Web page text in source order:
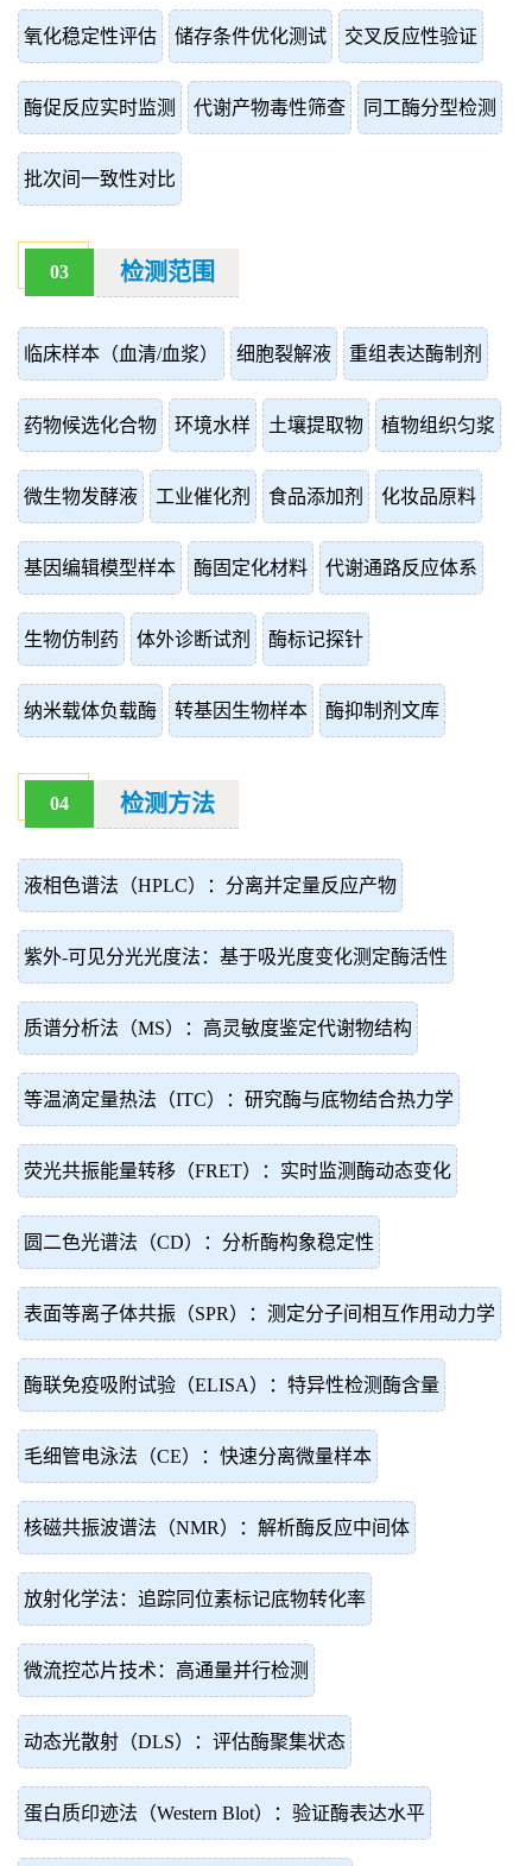
氧化稳定性评估 储存条件优化测试 交叉反应性验证
酶促反应实时监测 代谢产物毒性筛查 同工酶分型检测
批次间一致性对比
03 检测范围
临床样本（血清/血浆） 细胞裂解液 重组表达酶制剂
药物候选化合物 环境水样 土壤提取物 植物组织匀浆
微生物发酵液 工业催化剂 食品添加剂 化妆品原料
基因编辑模型样本 酶固定化材料 代谢通路反应体系
生物仿制药 体外诊断试剂 酶标记探针
纳米载体负载酶 转基因生物样本 酶抑制剂文库
04 检测方法
液相色谱法（HPLC）：分离并定量反应产物
紫外-可见分光光度法：基于吸光度变化测定酶活性
质谱分析法（MS）：高灵敏度鉴定代谢物结构
等温滴定量热法（ITC）：研究酶与底物结合热力学
荧光共振能量转移（FRET）：实时监测酶动态变化
圆二色光谱法（CD）：分析酶构象稳定性
表面等离子体共振（SPR）：测定分子间相互作用动力学
酶联免疫吸附试验（ELISA）：特异性检测酶含量
毛细管电泳法（CE）：快速分离微量样本
核磁共振波谱法（NMR）：解析酶反应中间体
放射化学法：追踪同位素标记底物转化率
微流控芯片技术：高通量并行检测
动态光散射（DLS）：评估酶聚集状态
蛋白质印迹法（Western Blot）：验证酶表达水平